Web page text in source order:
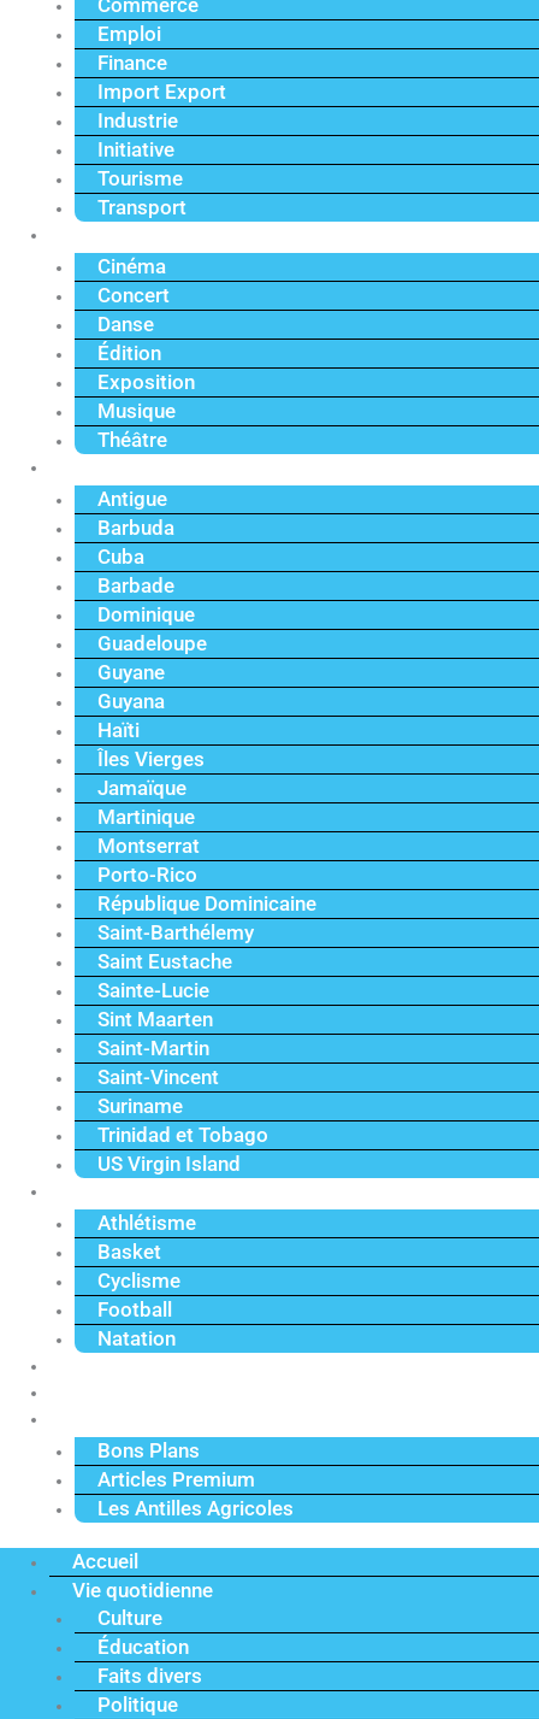
Commerce
Emploi
Finance
Import Export
Industrie
Initiative
Tourisme
Transport
Cinéma
Concert
Danse
Édition
Exposition
Musique
Théâtre
Antigue
Barbuda
Cuba
Barbade
Dominique
Guadeloupe
Guyane
Guyana
Haïti
Îles Vierges
Jamaïque
Martinique
Montserrat
Porto-Rico
République Dominicaine
Saint-Barthélemy
Saint Eustache
Sainte-Lucie
Sint Maarten
Saint-Martin
Saint-Vincent
Suriname
Trinidad et Tobago
US Virgin Island
Athlétisme
Basket
Cyclisme
Football
Natation
Bons Plans
Articles Premium
Les Antilles Agricoles
Accueil
Vie quotidienne
Culture
Éducation
Faits divers
Politique